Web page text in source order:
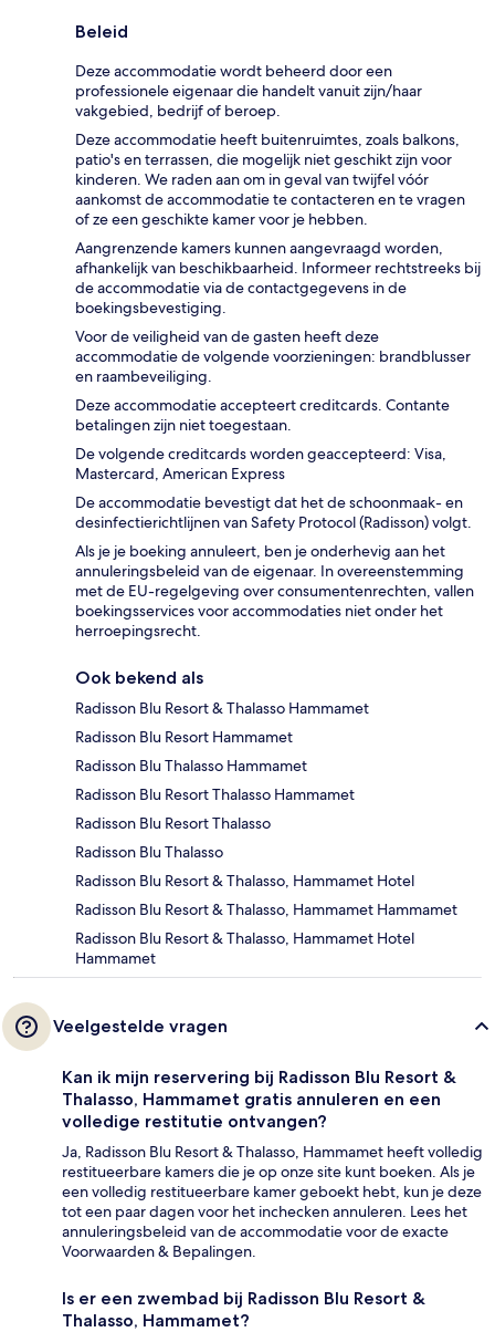
Beleid
Deze accommodatie wordt beheerd door een
professionele eigenaar die handelt vanuit zijn/haar
vakgebied, bedrijf of beroep.
Deze accommodatie heeft buitenruimtes, zoals balkons,
patio's en terrassen, die mogelijk niet geschikt zijn voor
kinderen. We raden aan om in geval van twijfel vóór
aankomst de accommodatie te contacteren en te vragen
of ze een geschikte kamer voor je hebben.
Aangrenzende kamers kunnen aangevraagd worden,
afhankelijk van beschikbaarheid. Informeer rechtstreeks bij
de accommodatie via de contactgegevens in de
boekingsbevestiging.
Voor de veiligheid van de gasten heeft deze
accommodatie de volgende voorzieningen: brandblusser
en raambeveiliging.
Deze accommodatie accepteert creditcards. Contante
betalingen zijn niet toegestaan.
De volgende creditcards worden geaccepteerd: Visa,
Mastercard, American Express
De accommodatie bevestigt dat het de schoonmaak- en
desinfectierichtlijnen van Safety Protocol (Radisson) volgt.
Als je je boeking annuleert, ben je onderhevig aan het
annuleringsbeleid van de eigenaar. In overeenstemming
met de EU-regelgeving over consumentenrechten, vallen
boekingsservices voor accommodaties niet onder het
herroepingsrecht.
Ook bekend als
Radisson Blu Resort & Thalasso Hammamet
Radisson Blu Resort Hammamet
Radisson Blu Thalasso Hammamet
Radisson Blu Resort Thalasso Hammamet
Radisson Blu Resort Thalasso
Radisson Blu Thalasso
Radisson Blu Resort & Thalasso, Hammamet Hotel
Radisson Blu Resort & Thalasso, Hammamet Hammamet
Radisson Blu Resort & Thalasso, Hammamet Hotel
Hammamet
Veelgestelde vragen
Kan ik mijn reservering bij Radisson Blu Resort &
Thalasso, Hammamet gratis annuleren en een
volledige restitutie ontvangen?
Ja, Radisson Blu Resort & Thalasso, Hammamet heeft volledig
restitueerbare kamers die je op onze site kunt boeken. Als je
een volledig restitueerbare kamer geboekt hebt, kun je deze
tot een paar dagen voor het inchecken annuleren. Lees het
annuleringsbeleid van de accommodatie voor de exacte
Voorwaarden & Bepalingen.
Is er een zwembad bij Radisson Blu Resort &
Thalasso, Hammamet?